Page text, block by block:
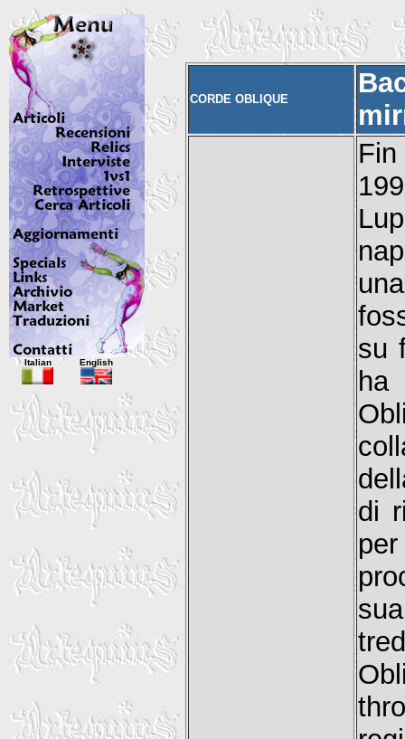
CORDE OBLIQUE
su
ha
di
Italian English